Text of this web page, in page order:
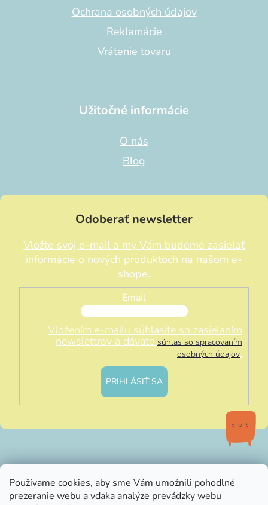
Používame cookies, aby sme Vám umožnili pohodlné
prezeranie webu a vďaka analýze prevádzky webu
Ochrana osobných údajov
Reklamácie
Vrátenie tovaru
Užitočné informácie
O nás
Blog
Odoberať newsletter
Vložte svoj e-mail a my Vám budeme zasielať
informácie o nových produktoch na našom e-
shope.
Email
Vložením e-mailu súhlasíte so zasielaním
newslettrov a dávate súhlas so spracovaním
osobných údajov.
PRIHLÁSIŤ SA
info@littleluna.sk